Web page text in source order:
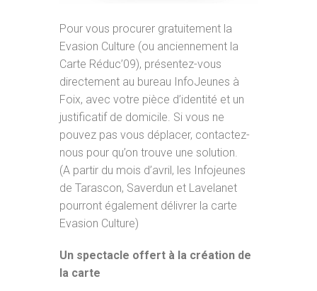
Pour vous procurer gratuitement la
Evasion Culture (ou anciennement la
Carte Réduc’09), présentez-vous
directement au bureau InfoJeunes à
Foix, avec votre pièce d’identité et un
justificatif de domicile. Si vous ne
pouvez pas vous déplacer, contactez-
nous pour qu’on trouve une solution.
(A partir du mois d’avril, les Infojeunes
de Tarascon, Saverdun et Lavelanet
pourront également délivrer la carte
Evasion Culture)
Un spectacle offert à la création de
la carte